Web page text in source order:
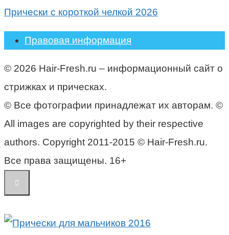
Прически с короткой челкой 2026
Правовая информация
© 2026 Hair-Fresh.ru – информационный сайт о
стрижках и прическах.
© Все фотографии принадлежат их авторам. ©
All images are copyrighted by their respective
authors. Copyright 2011-2015 © Hair-Fresh.ru.
Все права защищены. 16+